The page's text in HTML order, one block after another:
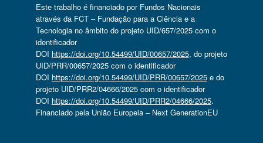
Este trabalho é financiado por Fundos Nacionais
através da FCT – Fundação para a Ciência e a
Tecnologia no âmbito do projeto UID/657/2025 com o
identificador
DOI https://doi.org/10.54499/UID/00657/2025, do projeto
UID/PRR/00657/2025 com o identificador
DOI https://doi.org/10.54499/UID/PRR/00657/2025e do
projeto UID/PRR2/04666/2025 com o identificador
DOI https://doi.org/10.54499/UID/PRR2/04666/2025.
Financiado pela União Europeia – Next GenerationEU